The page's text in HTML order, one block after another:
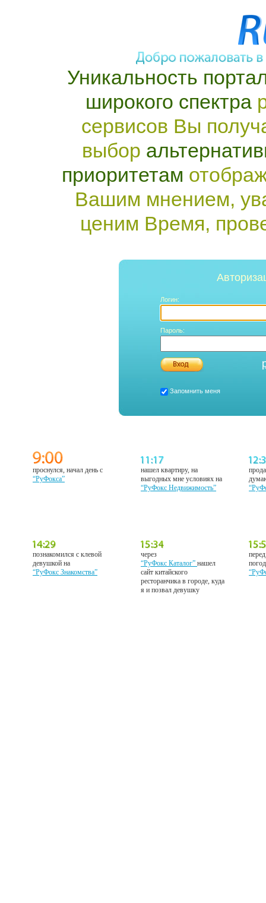
Уникальность
широкого спектра
сервисов Вы
выбор
приоритетам
Вашим мнением,
ценим Время,
Логин:
Пароль:
Запомнить меня
проснулся, начал день с
“РуФокса”
нашел квартиру, на
выгодных мне условиях на
“РуФокс Недвижимость”
познакомился с клевой
девушкой на
“РуФокс Знакомства”
через
“РуФокс Каталог”нашел
сайт китайского
ресторанчика в городе, куда
я и позвал девушку